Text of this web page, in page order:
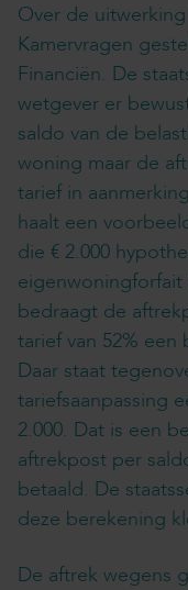
Over de
Kamervragen
Financiën. De
wetgever er
saldo van de
woning maar de
tarief in
haalt een
die € 2.000
eigenwoningforfait
bedraagt de
tarief van 52% een
Daar staat
tariefsaanpassing
2.000. Dat is een
aftrekpost per
betaald. De
deze berekening
De aftrek wegens